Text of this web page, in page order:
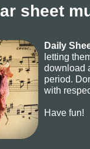
sheet
Daily
letting
download
period.
with
Have fun!